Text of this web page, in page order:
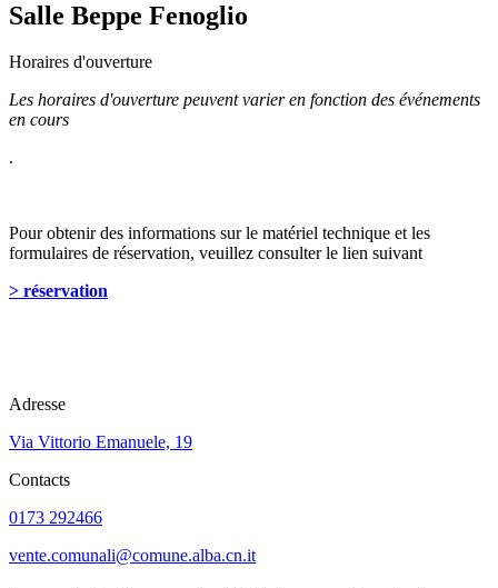
Salle Beppe Fenoglio
Horaires d'ouverture
Les horaires d'ouverture peuvent varier en fonction des événements
en cours
.
Pour obtenir des informations sur le matériel technique et les
formulaires de réservation, veuillez consulter le lien suivant
> réservation
Adresse
Via Vittorio Emanuele, 19
Contacts
0173 292466
vente.comunali@comune.alba.cn.it